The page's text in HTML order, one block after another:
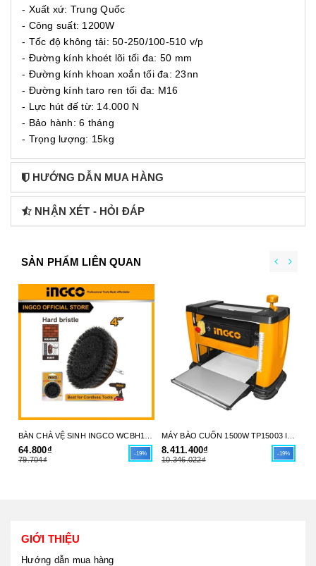
- Xuất xứ: Trung Quốc
- Công suất: 1200W
- Tốc độ không tải: 50-250/100-510 v/p
- Đường kính khoét lõi tối đa: 50 mm
- Đường kính khoan xoắn tối đa: 23nn
- Đường kính taro ren tối đa: M16
- Lực hút đế từ: 14.000 N
- Bảo hành: 6 tháng
- Trọng lượng: 15kg
HƯỚNG DẪN MUA HÀNG
NHẬN XÉT - HỎI ĐÁP
SẢN PHẨM LIÊN QUAN
64.800₫
79.704₫
-19% 8.411.400₫
10.346.022₫
-19%
GIỚI THIỆU
Hướng dẫn mua hàng